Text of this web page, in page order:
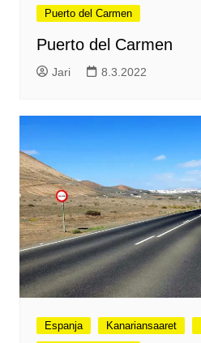
Puerto del Carmen
Puerto del Carmen
Jari 8.3.2022
Espanja Kanariansaaret